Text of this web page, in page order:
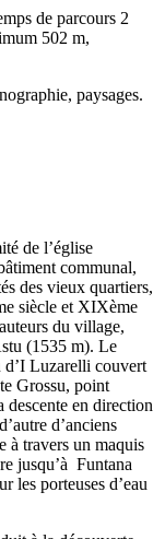
de parcours 2
502 m,
paysages.
de l’église
communal,
des vieux quartiers,
siècle et XIXème
du village,
(1535 m). Le
d’I Luzarelli couvert
Grossu, point
en direction
d’anciens
à travers un maquis
jusqu’à Funtana
les porteuses d’eau